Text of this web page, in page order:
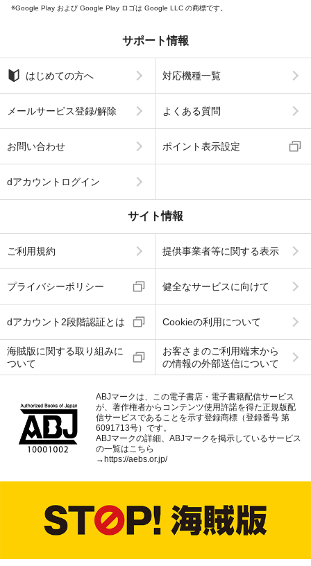
Google Play および Google Play ロゴは Google LLC の商標です。
サポート情報
はじめての方へ 対応機種一覧
メールサービス登録/解除 よくある質問
お問い合わせ ポイント表示設定
dアカウントログイン
サイト情報
ご利用規約 提供事業者等に関する表示
プライバシーポリシー 健全なサービスに向けて
dアカウント2段階認証とは Cookieの利用について
海賊版に関する取り組みに
ついて
お客さまのご利用端末から
の情報の外部送信について
ABJマークは、この電子書店・電子書籍配信サービス
が、著作権者からコンテンツ使用許諾を得た正規版配
信サービスであることを示す登録商標（登録番号 第
6091713号）です。
ABJマークの詳細、ABJマークを掲示しているサービス
の一覧はこちら
→https://aebs.or.jp/